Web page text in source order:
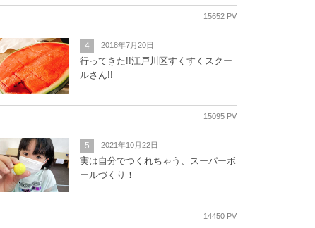
15652 PV
4 2018年7月20日
行ってきた!!江戸川区すくすくスクー
ルさん!!
15095 PV
5 2021年10月22日
実は自分でつくれちゃう、スーパーボ
ールづくり！
14450 PV